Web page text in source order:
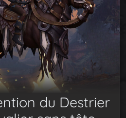
du Destrier